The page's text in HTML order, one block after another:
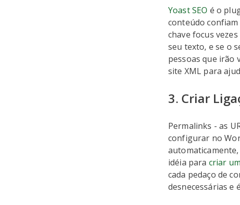
Yoast SEO é o
conteúdo
chave focus
seu texto, e se o
pessoas que irão
site XML para
3. Criar
Permalinks - as
configurar no
automaticamente,
idéia para criar
cada pedaço de
desnecessárias e